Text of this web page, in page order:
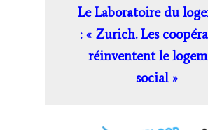
Le Laboratoire du
: « Zurich. Les
réinventent le
social »